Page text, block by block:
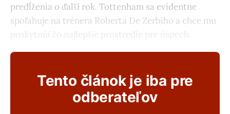
predĺženia o ďalší rok. Tottenham sa evidentne
spoľahuje na trénera Roberta De Zerbiho a chce mu
poskytnúť čo najlepšie prostredie pre úspech.
Tento článok je iba pre
odberateľov